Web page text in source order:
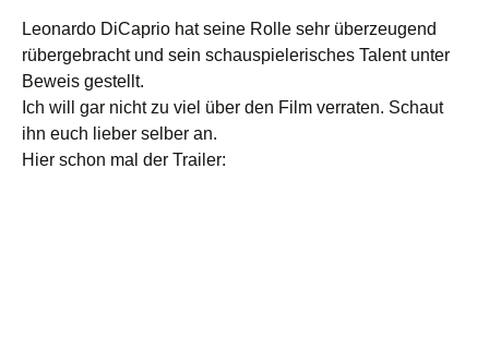
Leonardo DiCaprio hat seine Rolle sehr überzeugend
rübergebracht und sein schauspielerisches Talent unter
Beweis gestellt.
Ich will gar nicht zu viel über den Film verraten. Schaut
ihn euch lieber selber an.
Hier schon mal der Trailer: